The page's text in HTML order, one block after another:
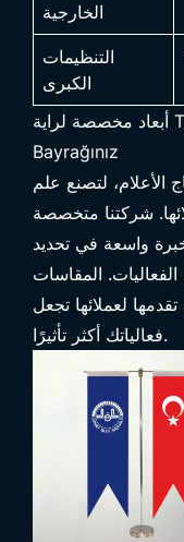
الخارجية
التنظيمات
الكبرى
أبعاد مخصصة لراية Trend Bayrak وراية Kırlangıç
Bayrağınız
الأعلام، لتصنع علم
شركتنا متخصصة
واسعة في تحديد
المقاسات
لعملائها تجعل
فعالياتك أكثر تأثيرًا.